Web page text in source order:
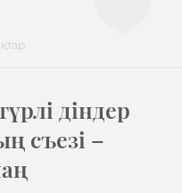
діндер
съезі –